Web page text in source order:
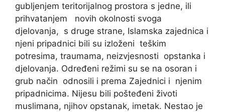
gubljenjem teritorijalnog prostora s jedne, ili
prihvatanjem novih okolnosti svoga
djelovanja, s druge strane, Islamska zajednica i
njeni pripadnici bili su izloženi teškim
potresima, traumama, neizvjesnosti opstanka i
djelovanja. Određeni režimi su se na osoran i
grub način odnosili i prema Zajednici i njenim
pripadnicima. Nijesu bili pošteđeni životi
muslimana, njihov opstanak, imetak. Nestao je